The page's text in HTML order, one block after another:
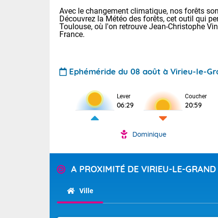
Avec le changement climatique, nos forêts
Découvrez la Météo des forêts, cet outil qui
Toulouse, où l'on retrouve Jean-Christophe
France.
Ephéméride du 08 août à Virieu-le-
Lever
06:29
Coucher
20:59
Dominique
A PROXIMITÉ DE VIRIEU-LE-GRAND
Ville
Voici les
: 22/28 Paris
Clermont-Fd
Limoges :
Lille : 22/29
Très
(83), et